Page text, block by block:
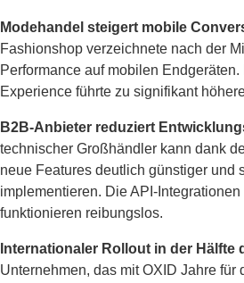
Modehandel steigert mobile
Fashionshop verzeichnete nach der
Performance auf mobilen
Experience führte zu signifikant
B2B-Anbieter reduziert
technischer Großhändler kann dank
neue Features deutlich günstiger und
implementieren. Die API-
funktionieren reibungslos.
Internationaler Rollout in der Hälfte
Unternehmen, das mit OXID Jahre für